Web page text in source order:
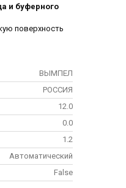
и буферного
поверхность
ВЫМПЕЛ
РОССИЯ
12.0
0.0
1.2
Автоматический
False